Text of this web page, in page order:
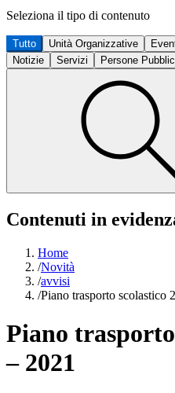
Seleziona il tipo di contenuto
Tutto Unità Organizzative
Notizie
Servizi Persone
Contenuti in
Home
/Novità
/avvisi
/Piano trasporto scolastico
Piano
– 2021